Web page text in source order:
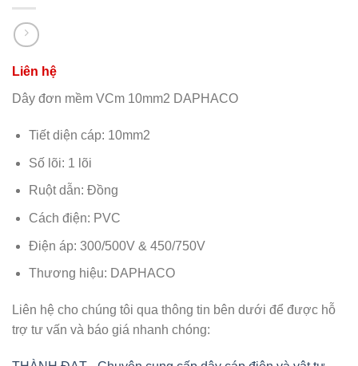
Dây đơn mềm VCm 10mm2 DAPHACO
Tiết diện cáp: 10mm2
Số lõi: 1 lõi
Ruột dẫn: Đồng
Cách điện: PVC
Điện áp: 300/500V & 450/750V
Thương hiệu: DAPHACO
Liên hệ cho chúng tôi qua thông tin bên dưới để được hỗ
trợ tư vấn và báo giá nhanh chóng: